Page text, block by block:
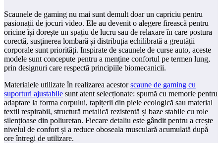
Scaunele de gaming nu mai sunt demult doar un capriciu pentru
pasionații de jocuri video. Ele au devenit o alegere firească pentru
oricine își dorește un spațiu de lucru sau de relaxare în care postura
corectă, susținerea lombară și distribuția echilibrată a greutății
corporale sunt priorități. Inspirate de scaunele de curse auto, aceste
modele sunt concepute pentru a menține confortul pe termen lung,
prin designuri care respectă principiile biomecanicii.
Materialele utilizate în realizarea acestorscaune de gaming cu
suporturi ajustabile sunt atent selecționate: spumă cu memorie pentru
adaptare la forma corpului, tapițerii din piele ecologică sau material
textil respirabil, structură metalică rezistentă și baze stabile cu role
silențioase din poliuretan. Fiecare detaliu este gândit pentru a crește
nivelul de confort și a reduce oboseala musculară acumulată după
ore întregi de utilizare.